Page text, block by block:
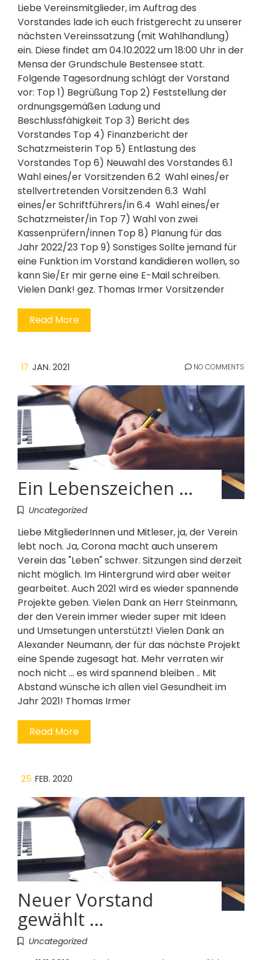
Liebe Vereinsmitglieder, im Auftrag des
Vorstandes lade ich euch fristgerecht zu unserer
nächsten Vereinssatzung (mit Wahlhandlung)
ein. Diese findet am 04.10.2022 um 18:00 Uhr in der
Mensa der Grundschule Bestensee statt.
Folgende Tagesordnung schlägt der Vorstand
vor: Top 1) Begrüßung Top 2) Feststellung der
ordnungsgemäßen Ladung und
Beschlussfähigkeit Top 3) Bericht des
Vorstandes Top 4) Finanzbericht der
Schatzmeisterin Top 5) Entlastung des
Vorstandes Top 6) Neuwahl des Vorstandes 6.1
Wahl eines/er Vorsitzenden 6.2 Wahl eines/er
stellvertretenden Vorsitzenden 6.3 Wahl
eines/er Schriftführers/in 6.4 Wahl eines/er
Schatzmeister/in Top 7) Wahl von zwei
Kassenprüfern/innen Top 8) Planung für das
Jahr 2022/23 Top 9) Sonstiges Sollte jemand für
eine Funktion im Vorstand kandidieren wollen, so
kann Sie/Er mir gerne eine E-Mail schreiben.
Vielen Dank! gez. Thomas Irmer Vorsitzender
Read More
17 JAN. 2021 NO COMMENTS
Ein Lebenszeichen …
Uncategorized
Liebe MitgliederInnen und Mitleser, ja, der Verein
lebt noch. Ja, Corona macht auch unserem
Verein das "Leben" schwer. Sitzungen sind derzeit
nicht möglich. Im Hintergrund wird aber weiter
gearbeitet. Auch 2021 wird es wieder spannende
Projekte geben. Vielen Dank an Herr Steinmann,
der den Verein immer wieder super mit Ideen
und Umsetungen unterstützt! Vielen Dank an
Alexander Neumann, der für das nächste Projekt
eine Spende zugesagt hat. Mehr verraten wir
noch nicht ... es wird spannend bleiben .. Mit
Abstand wünsche ich allen viel Gesundheit im
Jahr 2021! Thomas Irmer
Read More
25 FEB. 2020
Neuer Vorstand
gewählt …
Uncategorized